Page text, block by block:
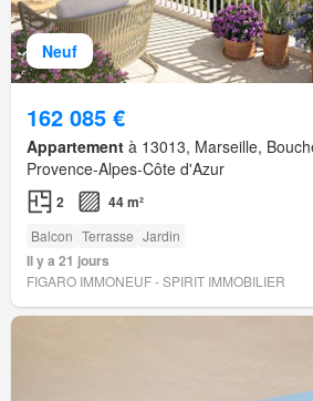
Neuf
162 085 €
Appartement à 13013, Marseille,
Provence-Alpes-Côte d'Azur
2 44 m²
Balcon Terrasse Jardin
Il y a 21 jours
FIGARO IMMONEUF - SPIRIT IMMOBILIER